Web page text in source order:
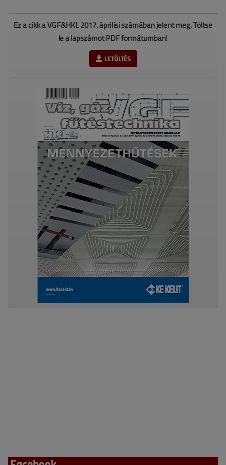
Ez a cikk a VGF&HKL 2017. áprilisi számában jelent meg. Töltse
le a lapszámot PDF formátumban!
LETÖLTÉS